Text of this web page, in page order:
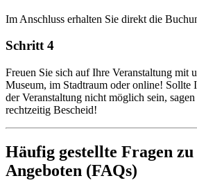
Im Anschluss erhalten Sie direkt die
Schritt 4
Freuen Sie sich auf Ihre Veranstaltung mit
Museum, im Stadtraum oder online! Sollte
der Veranstaltung nicht möglich sein,
rechtzeitig Bescheid!
Häufig gestellte Fragen zu
Angeboten (FAQs)